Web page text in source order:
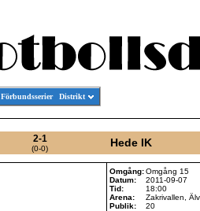
Förbundsserier Distrikt
2-1
(0-0) Hede IK
Omgång:Omgång 15
Datum:
2011-09-07
Tid:
18:00
Arena:
Zakrivallen,
Publik:
20